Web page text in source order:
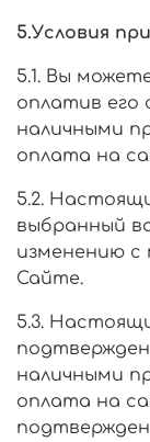
5.Условия
5.1. Вы
оплатив его
наличными
оплата на
5.2.
выбранный
изменению с
Сайте.
5.3.
наличными
оплата на